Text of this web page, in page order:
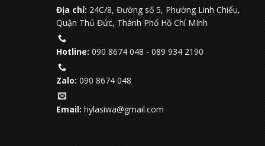
Địa chỉ: 24C/8, Đường số 5, Phường Linh Chiểu,
Quận Thủ Đức, Thành Phố Hồ Chí MInh
Hotline: 090 8674 048 - 089 934 2190
Zalo: 090 8674 048
Email: hylasiwa@gmail.com